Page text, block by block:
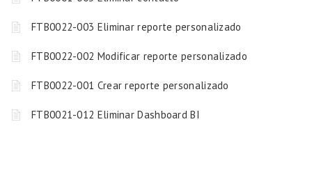
FTB0022-003 Eliminar reporte personalizado
FTB0022-002 Modificar reporte personalizado
FTB0022-001 Crear reporte personalizado
FTB0021-012 Eliminar Dashboard BI